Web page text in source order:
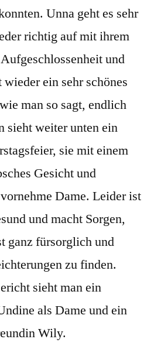
Unna geht es sehr
richtig auf mit ihrem
und
ein sehr schönes
man so sagt, endlich
sieht weiter unten ein
sie mit einem
Gesicht und
Dame. Leider ist
und macht Sorgen,
ganz fürsorglich und
zu finden.
sieht man ein
als Dame und ein
Wily.